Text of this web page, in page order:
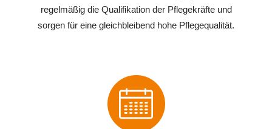
regelmäßig die Qualifikation der Pflegekräfte und
sorgen für eine gleichbleibend hohe Pflegequalität.